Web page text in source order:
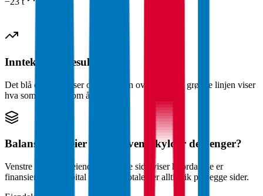
Inntekter og resultat
Det blå området viser omsetningen over tid. Den grønne linjen viser
hva som er igjen som årsresultat.
Balanse: hva eier de, og hvem skylder de penger?
Venstre side viser eiendeler. Høyre side viser hvordan de er
finansiert (egenkapital + gjeld). Totalen er alltid lik på begge sider.